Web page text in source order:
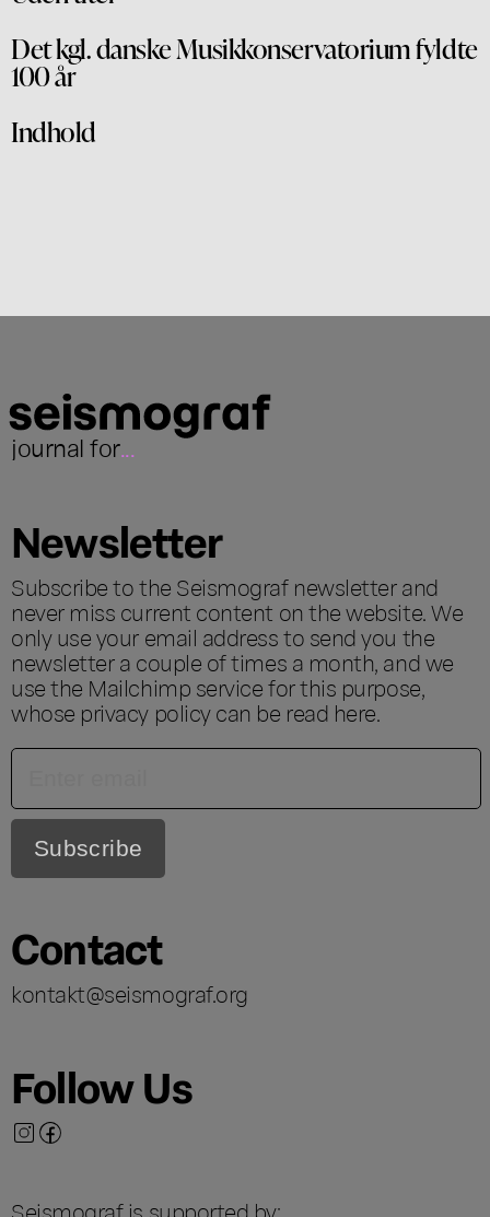
Det kgl. danske Musikkonservatorium fyldte
100 år
Indhold
journal for...
Newsletter
Subscribe to the Seismograf newsletter and
never miss current content on the website. We
only use your email address to send you the
newsletter a couple of times a month, and we
use the Mailchimp service for this purpose,
whose privacy policy can be read here.
Contact
kontakt@seismograf.org
Follow Us
Seismograf is supported by: